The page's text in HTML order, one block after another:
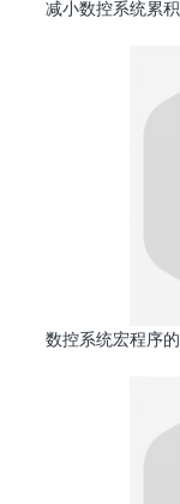
减小数控系统累
数控系统宏程序